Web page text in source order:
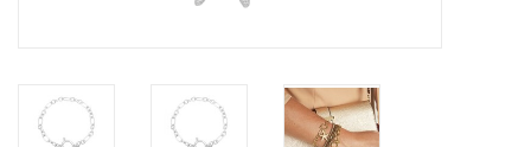
LIFESTYLE PRODUCTEN